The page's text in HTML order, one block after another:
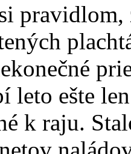
leto ešte
k raju.